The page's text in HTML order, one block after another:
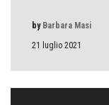
21 luglio 2021
by Barbara Masi